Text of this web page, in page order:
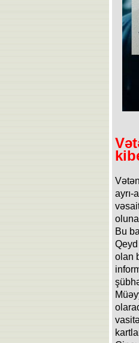
ayrı-
Bu
olan